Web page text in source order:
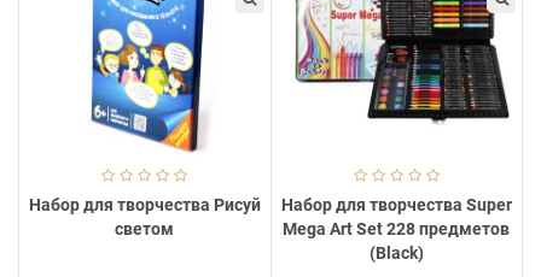
Набор для творчества Рисуй
светом
Набор для творчества Super
Mega Art Set 228 предметов
(Black)